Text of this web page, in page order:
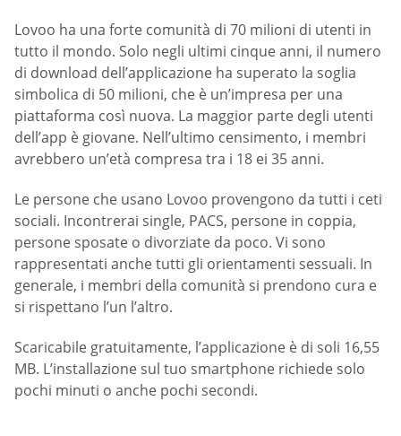
Lovoo ha una forte comunità di 70 milioni di utenti in
tutto il mondo. Solo negli ultimi cinque anni, il numero
di download dell’applicazione ha superato la soglia
simbolica di 50 milioni, che è un’impresa per una
piattaforma così nuova. La maggior parte degli utenti
dell’app è giovane. Nell’ultimo censimento, i membri
avrebbero un’età compresa tra i 18 ei 35 anni.
Le persone che usano Lovoo provengono da tutti i ceti
sociali. Incontrerai single, PACS, persone in coppia,
persone sposate o divorziate da poco. Vi sono
rappresentati anche tutti gli orientamenti sessuali. In
generale, i membri della comunità si prendono cura e
si rispettano l’un l’altro.
Scaricabile gratuitamente, l’applicazione è di soli 16,55
MB. L’installazione sul tuo smartphone richiede solo
pochi minuti o anche pochi secondi.